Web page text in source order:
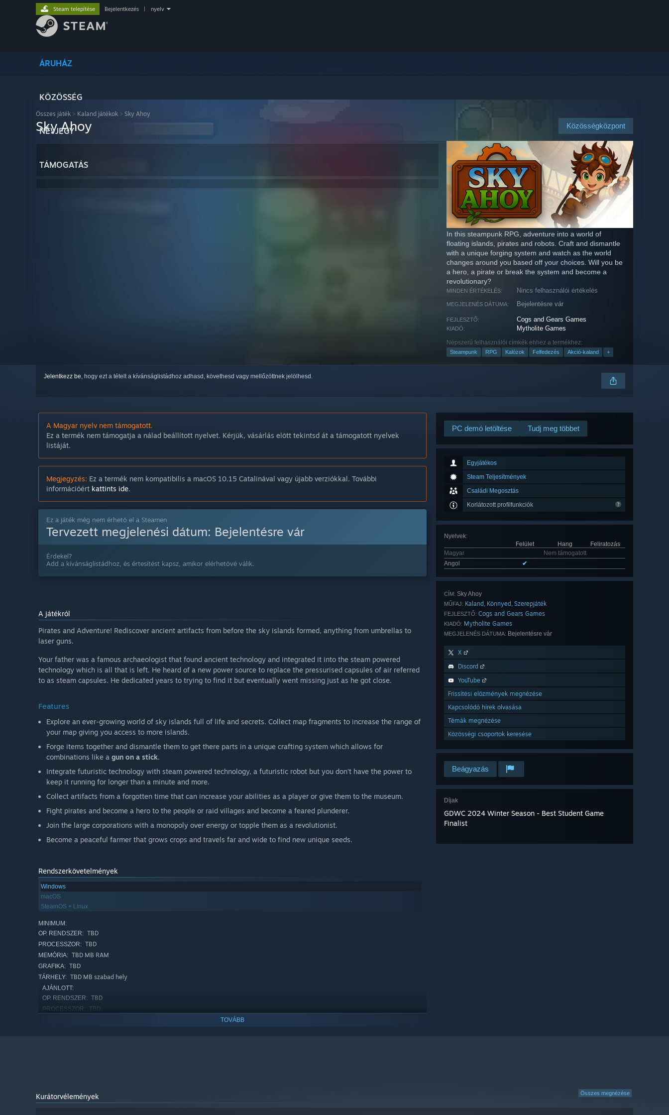
ÁRUHÁZ
KÖZÖSSÉG
NÉVJEGY
TÁMOGATÁS
Steam telepítése Bejelentkezés nyelv
Összes játék > Kaland játékok > Sky Ahoy
Közösségközpont
Sky Ahoy
In this steampunk RPG, adventure into a world of
floating islands, pirates and robots. Craft and dismantle
with a unique forging system and watch as the world
changes around you based off your choices. Will you be
a hero, a pirate or break the system and become a
revolutionary?
MINDEN ÉRTÉKELÉS: Nincs felhasználói értékelés
MEGJELENÉS DÁTUMA: Bejelentésre vár
FEJLESZTŐ: Cogs and Gears Games
KIADÓ: Mytholite Games
Népszerű felhasználói címkék ehhez a termékhez:
Steampunk RPG Kalózok Felfedezés Akció-kaland +
Jelentkezz be, hogy ezt a tételt a kívánságlistádhoz adhasd, követhesd vagy mellőzöttnek jelölhesd.
PC demó letöltése Tudj meg többet
Egyjátékos
Steam Teljesítmények
Családi Megosztás
Korlátozott profilfunkciók
Nyelvek:
Felület
Hang
Feliratozás
Magyar
Nem támogatott
Angol
✔
CÍM: Sky Ahoy
MŰFAJ: Kaland, Könnyed, Szerepjáték
FEJLESZTŐ: Cogs and Gears Games
KIADÓ: Mytholite Games
MEGJELENÉS DÁTUMA: Bejelentésre vár
X
Discord
YouTube
Frissítési előzmények megnézése
Kapcsolódó hírek olvasása
Témák megnézése
Közösségi csoportok keresése
Beágyazás
Díjak
GDWC 2024 Winter Season - Best Student Game
Finalist
A Magyar nyelv nem támogatott.
Ez a termék nem támogatja a nálad beállított nyelvet. Kérjük, vásárlás előtt tekintsd át a támogatott nyelvek
listáját.
Megjegyzés: Ez a termék nem kompatibilis a macOS 10.15 Catalinával vagy újabb verziókkal. További
információért kattints ide.
Ez a játék még nem érhető el a Steamen
Tervezett megjelenési dátum: Bejelentésre vár
Érdekel?
Add a kívánságlistádhoz, és értesítést kapsz, amikor elérhetővé válik.
A játékról
Pirates and Adventure! Rediscover ancient artifacts from before the sky islands formed, anything from umbrellas to
laser guns.
Your father was a famous archaeologist that found ancient technology and integrated it into the steam powered
technology which is all that is left. He heard of a new power source to replace the pressurised capsules of air referred
to as steam capsules. He dedicated years to trying to find it but eventually went missing just as he got close.
Features
Explore an ever-growing world of sky islands full of life and secrets. Collect map fragments to increase the range of
your map giving you access to more islands.
Forge items together and dismantle them to get there parts in a unique crafting system which allows for
combinations like a gun on a stick.
Integrate futuristic technology with steam powered technology, a futuristic robot but you don't have the power to
keep it running for longer than a minute and more.
Collect artifacts from a forgotten time that can increase your abilities as a player or give them to the museum.
Fight pirates and become a hero to the people or raid villages and become a feared plunderer.
Join the large corporations with a monopoly over energy or topple them as a revolutionist.
Become a peaceful farmer that grows crops and travels far and wide to find new unique seeds.
Rendszerkövetelmények
Windows
macOS
SteamOS + Linux
MINIMUM:
OP. RENDSZER: TBD
PROCESSZOR: TBD
MEMÓRIA: TBD MB RAM
GRAFIKA: TBD
TÁRHELY: TBD MB szabad hely
AJÁNLOTT:
OP. RENDSZER: TBD
PROCESSZOR: TBD
TOVÁBB
Összes megnézése
Kurátorvélemények